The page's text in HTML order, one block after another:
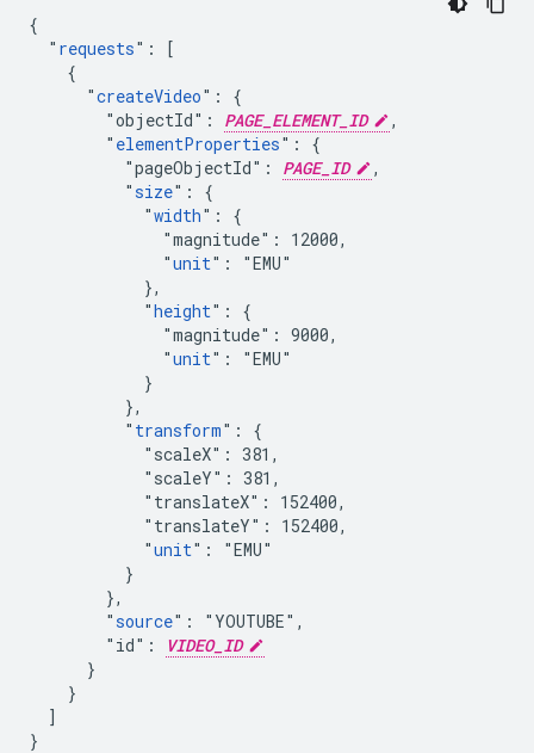
{
  "
requests": [
    {
      "
createVideo": {
        "objectId":
PAGE_ELEMENT_ID
,
        "
elementProperties": {
          "pageObjectId":
PAGE_ID
,
          "
size": {
            "
width": {
              "magnitude": 12000,
              "
unit": "EMU"
            },
            "
height": {
              "magnitude": 9000,
              "
unit": "EMU"
            }
          },
          "
transform": {
            "scaleX": 381,
            "scaleY": 381,
            "translateX": 152400,
            "translateY": 152400,
            "
unit": "EMU"
          }
        },
        "
source": "YOUTUBE",
        "id":
VIDEO_ID
      }
    }
  ]
}